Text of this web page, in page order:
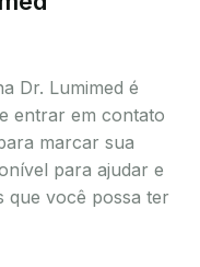
Dr. Lumimed é
entrar em contato
marcar sua
para ajudar e
que você possa ter